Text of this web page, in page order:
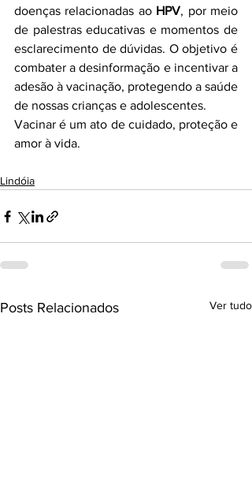
doenças relacionadas ao HPV, por meio
de palestras educativas e momentos de
esclarecimento de dúvidas. O objetivo é
combater a desinformação e incentivar a
adesão à vacinação, protegendo a saúde
de nossas crianças e adolescentes.
Vacinar é um ato de cuidado, proteção e
amor à vida.
Lindóia
Posts Relacionados Ver tudo